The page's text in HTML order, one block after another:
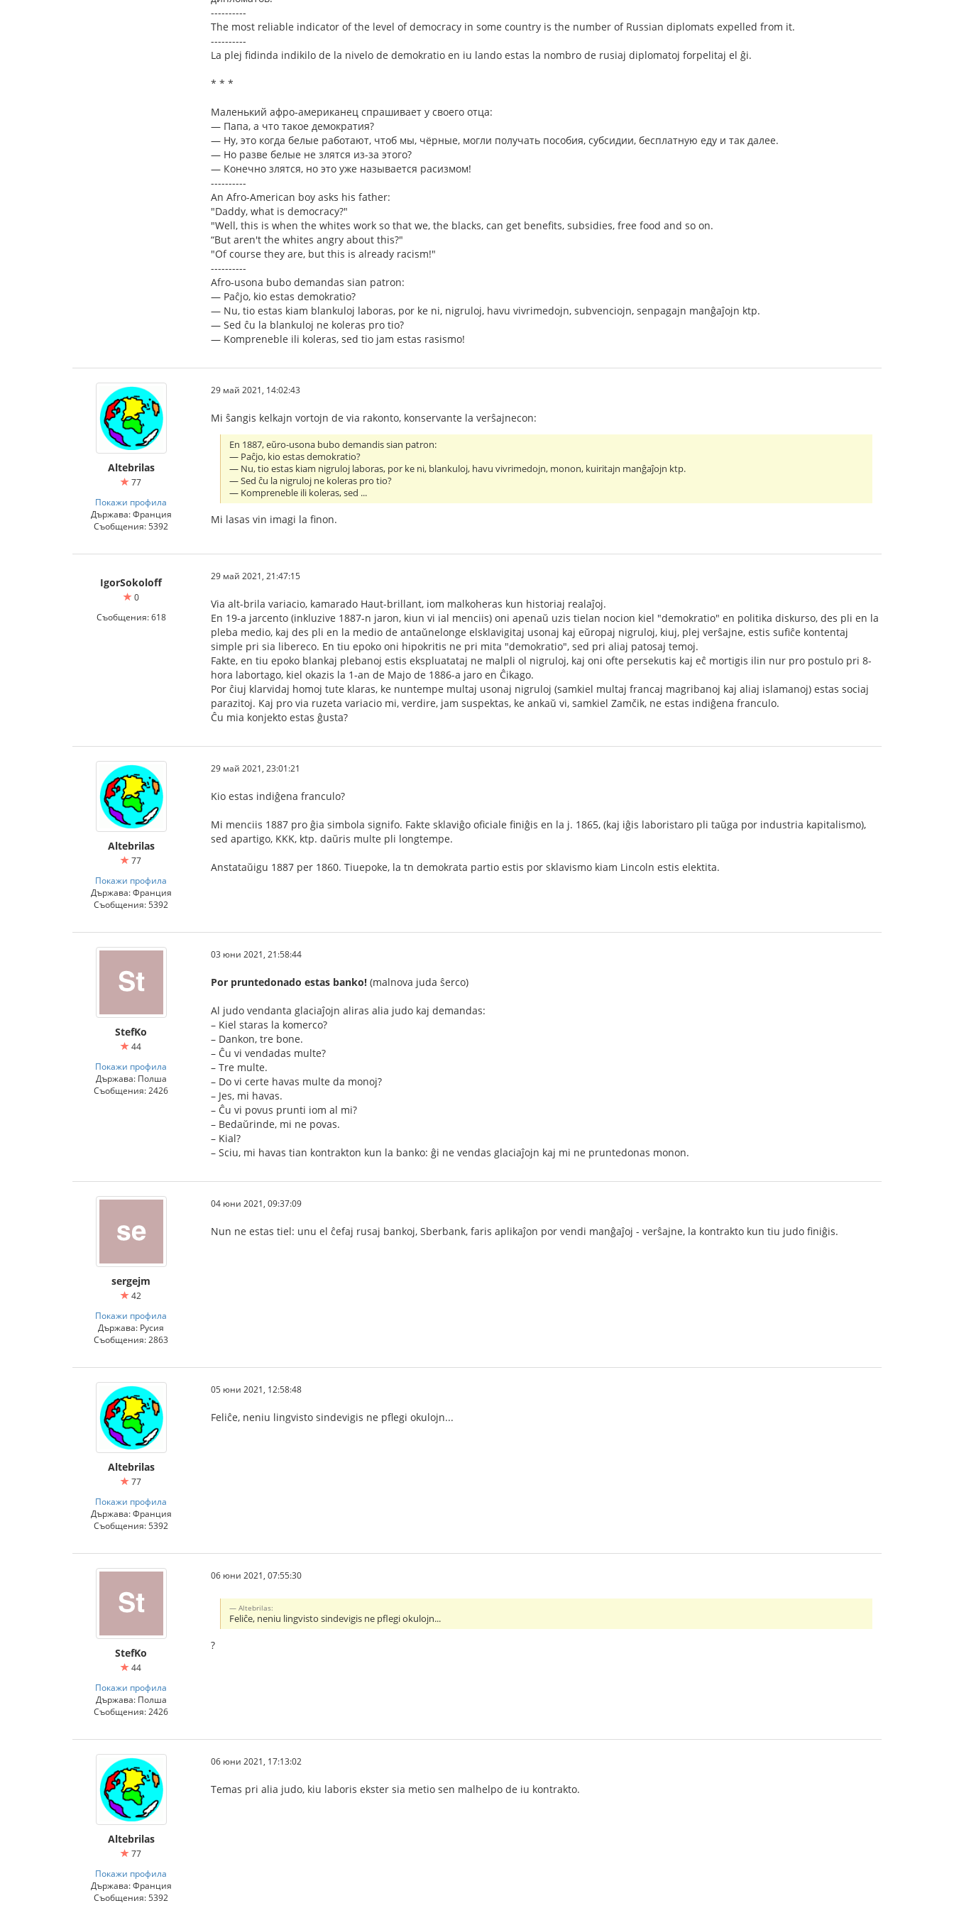
----------
The most reliable indicator of the level of democracy in some country is the number of Russian diplomats expelled from it.
----------
La plej fidinda indikilo de la nivelo de demokratio en iu lando estas la nombro de rusiaj diplomatoj forpelitaj el ĝi.
* * *
Маленький афро-американец спрашивает у своего отца:
— Папа, а что такое демократия?
— Ну, это когда белые работают, чтоб мы, чёрные, могли получать пособия, субсидии, бесплатную еду и так далее.
— Но разве белые не злятся из-за этого?
— Конечно злятся, но это уже называется расизмом!
----------
An Afro-American boy asks his father:
"Daddy, what is democracy?"
"Well, this is when the whites work so that we, the blacks, can get benefits, subsidies, free food and so on.
“But aren't the whites angry about this?"
"Of course they are, but this is already racism!"
----------
Afro-usona bubo demandas sian patron:
— Paĉjo, kio estas demokratio?
— Nu, tio estas kiam blankuloj laboras, por ke ni, nigruloj, havu vivrimedojn, subvenciojn, senpagajn manĝaĵojn ktp.
— Sed ĉu la blankuloj ne koleras pro tio?
— Kompreneble ili koleras, sed tio jam estas rasismo!
Altebrilas
77
Покажи профила
Държава: Франция
Съобщения: 5392
29 май 2021, 14:02:43
Mi ŝangis kelkajn vortojn de via rakonto, konservante la verŝajnecon:
En 1887, eŭro-usona bubo demandis sian patron:
— Paĉjo, kio estas demokratio?
— Nu, tio estas kiam nigruloj laboras, por ke ni, blankuloj, havu vivrimedojn, monon, kuiritajn manĝaĵojn ktp.
— Sed ĉu la nigruloj ne koleras pro tio?
— Kompreneble ili koleras, sed ...
Mi lasas vin imagi la finon.
IgorSokoloff
0
Съобщения: 618
29 май 2021, 21:47:15
Via alt-brila variacio, kamarado Haut-brillant, iom malkoheras kun historiaj realaĵoj.
En 19-a jarcento (inkluzive 1887-n jaron, kiun vi ial menciis) oni apenaŭ uzis tielan nocion kiel "demokratio" en politika diskurso, des pli en la
pleba medio, kaj des pli en la medio de antaŭnelonge elsklavigitaj usonaj kaj eŭropaj nigruloj, kiuj, plej verŝajne, estis sufiĉe kontentaj
simple pri sia libereco. En tiu epoko oni hipokritis ne pri mita "demokratio", sed pri aliaj patosaj temoj.
Fakte, en tiu epoko blankaj plebanoj estis ekspluatataj ne malpli ol nigruloj, kaj oni ofte persekutis kaj eĉ mortigis ilin nur pro postulo pri 8-
hora labortago, kiel okazis la 1-an de Majo de 1886-a jaro en Ĉikago.
Por ĉiuj klarvidaj homoj tute klaras, ke nuntempe multaj usonaj nigruloj (samkiel multaj francaj magribanoj kaj aliaj islamanoj) estas sociaj
parazitoj. Kaj pro via ruzeta variacio mi, verdire, jam suspektas, ke ankaŭ vi, samkiel Zamčik, ne estas indiĝena franculo.
Ĉu mia konjekto estas ĝusta?
Altebrilas
77
Покажи профила
Държава: Франция
Съобщения: 5392
29 май 2021, 23:01:21
Kio estas indiĝena franculo?
Mi menciis 1887 pro ĝia simbola signifo. Fakte sklaviĝo oficiale finiĝis en la j. 1865, (kaj iĝis laboristaro pli taŭga por industria kapitalismo),
sed apartigo, KKK, ktp. daŭris multe pli longtempe.
Anstataŭigu 1887 per 1860. Tiuepoke, la tn demokrata partio estis por sklavismo kiam Lincoln estis elektita.
StefKo
44
Покажи профила
Държава: Полша
Съобщения: 2426
03 юни 2021, 21:58:44
Por pruntedonado estas banko! (malnova juda ŝerco)
Al judo vendanta glaciaĵojn aliras alia judo kaj demandas:
– Kiel staras la komerco?
– Dankon, tre bone.
– Ĉu vi vendadas multe?
– Tre multe.
– Do vi certe havas multe da monoj?
– Jes, mi havas.
– Ĉu vi povus prunti iom al mi?
– Bedaŭrinde, mi ne povas.
– Kial?
– Sciu, mi havas tian kontrakton kun la banko: ĝi ne vendas glaciaĵojn kaj mi ne pruntedonas monon.
sergejm
42
Покажи профила
Държава: Русия
Съобщения: 2863
04 юни 2021, 09:37:09
Nun ne estas tiel: unu el ĉefaj rusaj bankoj, Sberbank, faris aplikaĵon por vendi manĝaĵoj - verŝajne, la kontrakto kun tiu judo finiĝis.
Altebrilas
77
Покажи профила
Държава: Франция
Съобщения: 5392
05 юни 2021, 12:58:48
Feliĉe, neniu lingvisto sindevigis ne pflegi okulojn...
StefKo
44
Покажи профила
Държава: Полша
Съобщения: 2426
06 юни 2021, 07:55:30
Altebrilas:
Feliĉe, neniu lingvisto sindevigis ne pflegi okulojn...
?
Altebrilas
77
Покажи профила
Държава: Франция
Съобщения: 5392
06 юни 2021, 17:13:02
Temas pri alia judo, kiu laboris ekster sia metio sen malhelpo de iu kontrakto.